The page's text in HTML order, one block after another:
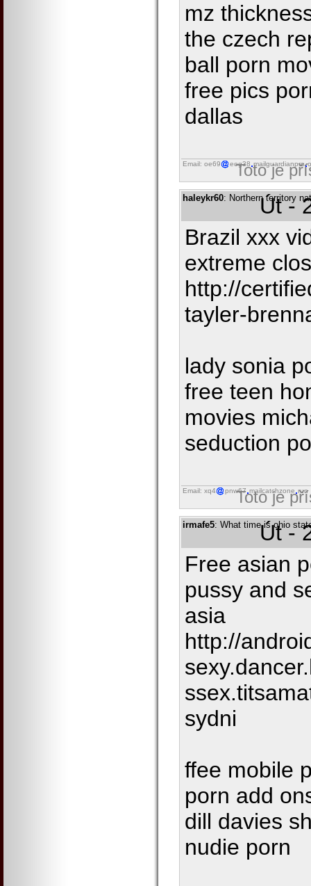
mz
the czech
ball porn
free pics
dallas
Email: oe69 eog38 mailguardianpro
Toto je
haleykr60: Northern territory
Út -
Brazil xxx
extreme
http://
tayler-
lady sonia
free teen
movies
seduction
Email: xq4 pnw67 mailcatchzone run
Toto je
irmafe5: What time is ohio
Út -
Free asian
pussy and
asia
http://
sydni
ffee mobile
porn add
dill davies
nudie porn